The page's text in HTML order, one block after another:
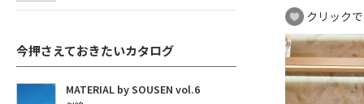
今押さえておきたいカタログ
MATERIAL by SOUSEN vol.6
クリック